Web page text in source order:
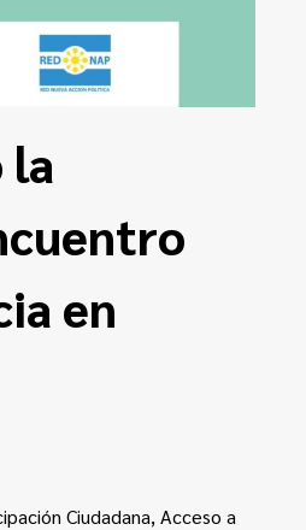
la
en
Ciudadana, Acceso a